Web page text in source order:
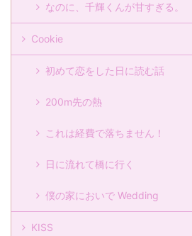
なのに、千輝くんが甘すぎる。
Cookie
初めて恋をした日に読む話
200m先の熱
これは経費で落ちません！
日に流れて橋に行く
僕の家においで Wedding
KISS